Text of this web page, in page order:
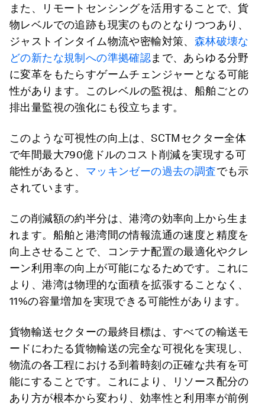
また、リモートセンシングを活用することで、貨
物レベルでの追跡も現実のものとなりつつあり、
ジャストインタイム物流や密輸対策、 森林破壊な
どの新たな規制への準拠確認まで、あらゆる分野
に変革をもたらすゲームチェンジャーとなる可能
性があります。このレベルの監視は、船舶ごとの
排出量監視の強化にも役立ちます。
このような可視性の向上は、SCTMセクター全体
で年間最大790億ドルのコスト削減を実現する可
能性があると、 マッキンゼーの過去の調査でも示
されています。
この削減額の約半分は、港湾の効率向上から生ま
れます。船舶と港湾間の情報流通の速度と精度を
向上させることで、コンテナ配置の最適化やクレ
ーン利用率の向上が可能になるためです。これに
より、港湾は物理的な面積を拡張することなく、
11%の容量増加を実現できる可能性があります。
貨物輸送セクターの最終目標は、すべての輸送モ
ードにわたる貨物輸送の完全な可視化を実現し、
物流の各工程における到着時刻の正確な共有を可
能にすることです。これにより、リソース配分の
あり方が根本から変わり、効率性と利用率が前例